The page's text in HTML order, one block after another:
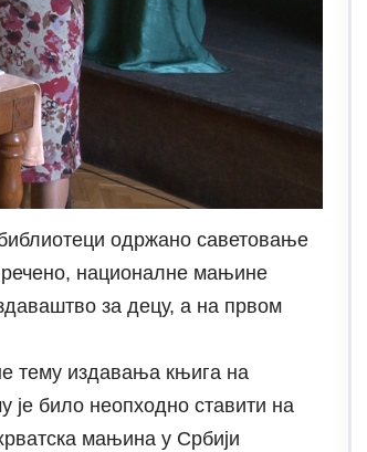
одржано саветовање
националне мањине
за децу, а на првом
тему издавања књига на
било неопходно ставити на
мањина у Србији